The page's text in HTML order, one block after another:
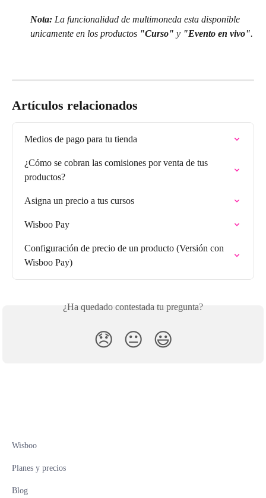
Nota: La funcionalidad de multimoneda esta disponible
unicamente en los productos "Curso" y "Evento en vivo".
Artículos relacionados
Medios de pago para tu tienda
¿Cómo se cobran las comisiones por venta de tus
productos?
Asigna un precio a tus cursos
Wisboo Pay
Configuración de precio de un producto (Versión con
Wisboo Pay)
¿Ha quedado contestada tu pregunta?
😞 😐 😃
Wisboo
Planes y precios
Blog